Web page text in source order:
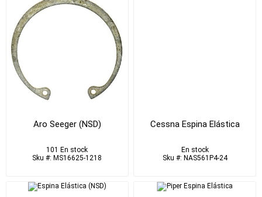
Aro Seeger (NSD)
101 En stock
Sku #: MS16625-1218
Cessna Espina Elástica
En stock
Sku #: NAS561P4-24